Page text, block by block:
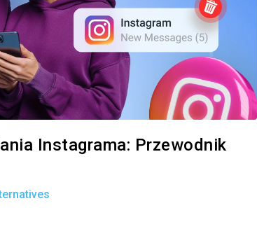
Instagrama: Przewodnik